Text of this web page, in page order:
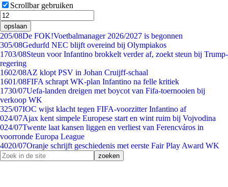
Scrollbar gebruiken
opslaan
205/08De FOK!Voetbalmanager 2026/2027 is begonnen
305/08Gedurfd NEC blijft overeind bij Olympiakos
1703/08Steun voor Infantino brokkelt verder af, zoekt steun bij Trump-
regering
1602/08AZ klopt PSV in Johan Cruijff-schaal
1601/08FIFA schrapt WK-plan Infantino na felle kritiek
1730/07Uefa-landen dreigen met boycot van Fifa-toernooien bij
verkoop WK
325/07IOC wijst klacht tegen FIFA-voorzitter Infantino af
024/07Ajax kent simpele Europese start en wint ruim bij Vojvodina
024/07Twente laat kansen liggen en verliest van Ferencváros in
voorronde Europa League
4020/07Oranje schrijft geschiedenis met eerste Fair Play Award WK